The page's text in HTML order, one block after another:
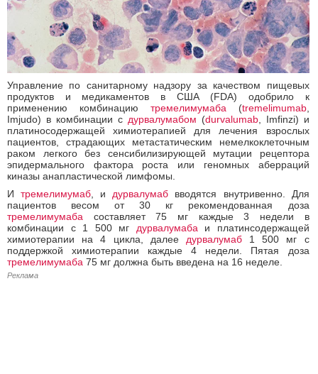
Управление по санитарному надзору за качеством пищевых
продуктов и медикаментов в США (FDA) одобрило к
применению комбинацию тремелимумаба (tremelimumab,
Imjudo) в комбинации с дурвалумабом (durvalumab, Imfinzi) и
платиносодержащей химиотерапией для лечения взрослых
пациентов, страдающих метастатическим немелкоклеточным
раком легкого без сенсибилизирующей мутации рецептора
эпидермального фактора роста или геномных аберраций
киназы анапластической лимфомы.
Итремелимумаб , и дурвалумаб вводятся внутривенно. Для
пациентов весом от 30 кг рекомендованная доза
тремелимумаба составляет 75 мг каждые 3 недели в
комбинации с 1 500 мг дурвалумаба и платинсодержащей
химиотерапии на 4 цикла, далее дурвалумаб1 500 мг с
поддержкой химиотерапии каждые 4 недели. Пятая доза
тремелимумаба 75 мг должна быть введена на 16 неделе.
Реклама